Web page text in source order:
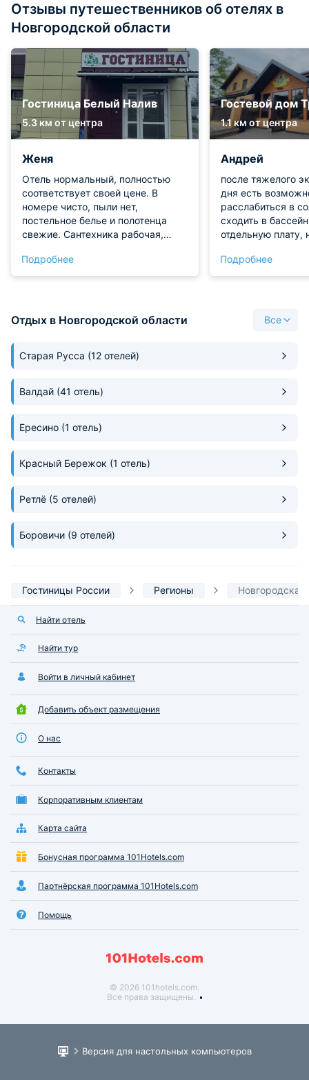
Отзывы путешественников об отелях в
Новгородской области
Гостиница Белый Налив
5.3 км от центра
Женя
Отель нормальный, полностью
соответствует своей цене. В
номере чисто, пыли нет,
постельное белье и полотенца
свежие. Сантехника рабочая,
хорошим напором. В коридорах и
на этажах порядок. Никаких
можно останавливаться.
Подробнее
Гостевой дом
1.1 км от центра
Андрей
после тяжелого
дня есть
расслабиться в
сходить в
отдельную плату,
столе очень
разнообразные
Подробнее
Отдых в Новгородской области Все
Старая Русса (12 отелей)
Валдай (41 отель)
Ересино (1 отель)
Красный Бережок (1 отель)
Ретлё (5 отелей)
Боровичи (9 отелей)
Гостиницы России Регионы Новгородская
Найти отель
Найти тур
Войти в личный кабинет
Добавить объект размещения
О нас
Контакты
Корпоративным клиентам
Карта сайта
Бонусная программа 101Hotels.com
Партнёрская программа 101Hotels.com
Помощь
© 2026 101hotels.com.
Все права защищены.
Версия для настольных компьютеров